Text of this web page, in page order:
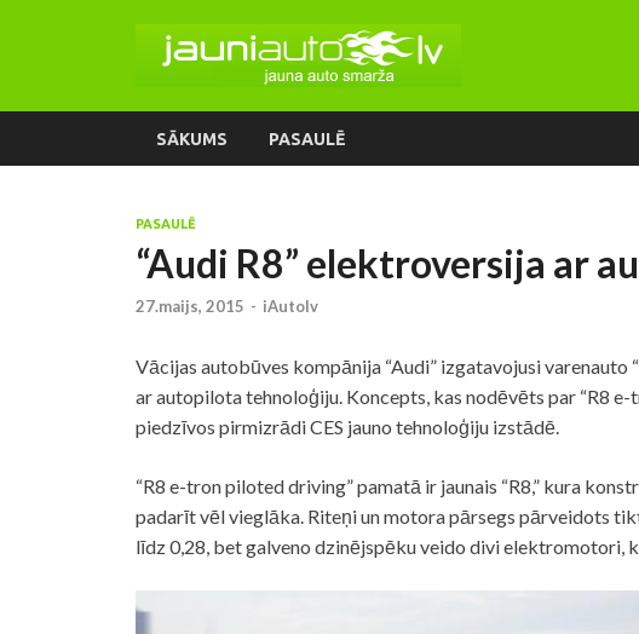
SĀKUMS PASAULĒ
PASAULĒ
“Audi R8” elektroversija ar
27.maijs, 2015 - iAutolv
Vācijas autobūves kompānija “Audi” izgatavojusi varenauto
ar autopilota tehnoloģiju. Koncepts, kas nodēvēts par “R8
piedzīvos pirmizrādi CES jauno tehnoloģiju izstādē.
“R8 e-tron piloted driving” pamatā ir jaunais “R8,” kura
padarīt vēl vieglāka. Riteņi un motora pārsegs pārveidots
līdz 0,28, bet galveno dzinējspēku veido divi elektromotori,